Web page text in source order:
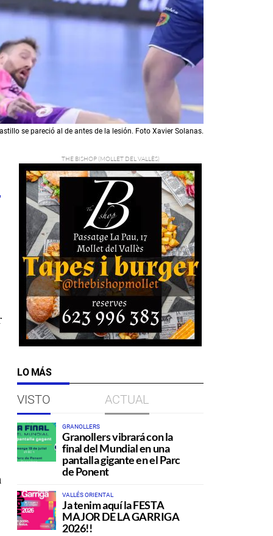
se pareció al de antes de la lesión. Foto Xavier Solanas.
LO MÁS
VISTO ACTUAL
GRANOLLERS
Granollers vibrará con la
final del Mundial en una
pantalla gigante en el Parc
de Ponent
VALLÉS ORIENTAL
Ja tenim aquí la FESTA
MAJOR DE LA GARRIGA
2026!!